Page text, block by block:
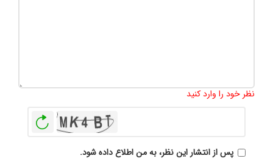
نظر خود را وارد کنید
پس از انتشار این نظر، به من اطلاع داده شود.